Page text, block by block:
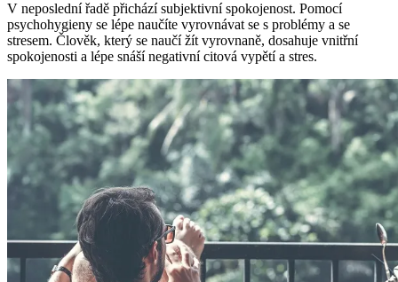
V neposlední řadě přichází subjektivní spokojenost. Pomocí
psychohygieny se lépe naučíte vyrovnávat se s problémy a se
stresem. Člověk, který se naučí žít vyrovnaně, dosahuje vnitřní
spokojenosti a lépe snáší negativní citová vypětí a stres.